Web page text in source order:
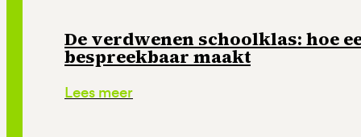
De verdwenen schoolklas: hoe
bespreekbaar maakt
Lees meer